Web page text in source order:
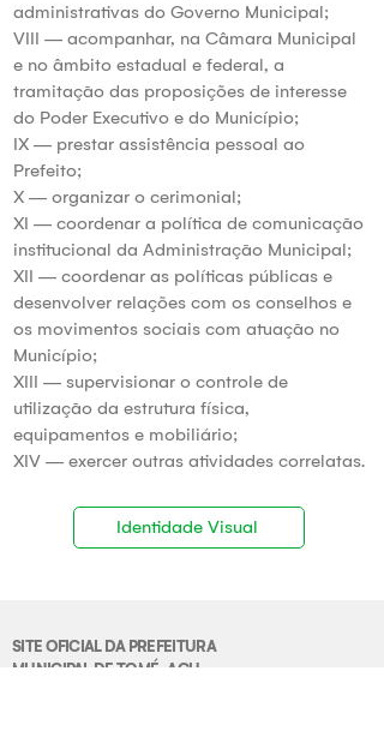
administrativas do Governo Municipal;
VIII — acompanhar, na Câmara Municipal
e no âmbito estadual e federal, a
tramitação das proposições de interesse
do Poder Executivo e do Município;
IX — prestar assistência pessoal ao
Prefeito;
X — organizar o cerimonial;
XI — coordenar a política de comunicação
institucional da Administração Municipal;
XII — coordenar as políticas públicas e
desenvolver relações com os conselhos e
os movimentos sociais com atuação no
Município;
XIII — supervisionar o controle de
utilização da estrutura física,
equipamentos e mobiliário;
XIV — exercer outras atividades correlatas.
Identidade Visual
SITE OFICIAL DA PREFEITURA
MUNICIPAL DE TOMÉ-AÇU